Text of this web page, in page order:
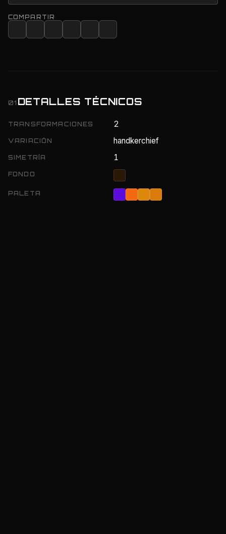
COMPARTIR
01 DETALLES TÉCNICOS
TRANSFORMACIONES 2
VARIACIÓN handkerchief
SIMETRÍA 1
FONDO
PALETA